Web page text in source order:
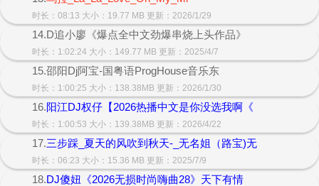
时长：08:13 大小：19.77 MB 更新：2026/1/29
14.D追小廖《爆点全中文劲爆串烧上头作品》
时长：1:02:24 大小：149.77 MB 更新：2025/4/7
15.邵阳Dj阿宝-国粤语ProgHouse音乐东
时长：1:00:25 大小：138.38MB 更新：2026/1/30
16.阳江DJ权仔【2026热播中文是你没选我啊《
时长：1:00:53 大小：139.38MB 更新：2026/4/22
17.三步踩_夏天的风吹到秋天-_无名姐（路宝)无
时长：06:23 大小：15.36 MB 更新：2025/7/9
18.DJ傻妞《2026无损时尚嗨曲28》天下有情